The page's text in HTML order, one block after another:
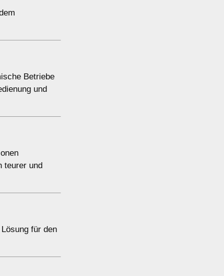
Betriebe
und
teurer und
für den